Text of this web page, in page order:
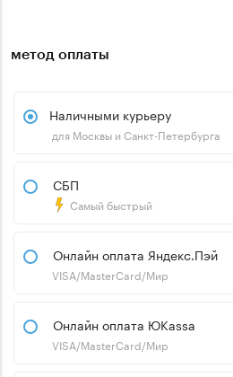
метод оплаты
Наличными курьеру
для Москвы и Санкт-Петербурга
СБП
Самый быстрый
Онлайн оплата Яндекс.Пэй
VISA/MasterCard/Мир
Онлайн оплата ЮKassa
VISA/MasterCard/Мир